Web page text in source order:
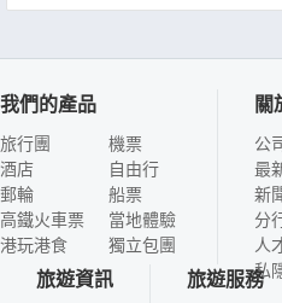
我們的產品
旅行團
酒店
郵輪
高鐵火車票
港玩港食
機票
自由行
船票
當地體驗
獨立包團
關
公
最
新
分
人
私
旅遊資訊 旅遊服務